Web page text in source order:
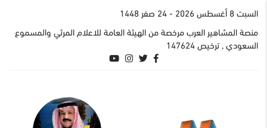
السبت 8 أغسطس 2026
- 24 صفر 1448
منصة المشاهير العرب مرخصة من الهيئة العامة للاعلام المرئي والمسموع
السعودي , ترخيص 147624